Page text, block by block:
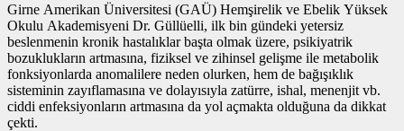
Girne Amerikan Üniversitesi (GAÜ) Hemşirelik ve Ebelik Yüksek
Okulu Akademisyeni Dr. Güllüelli, ilk bin gündeki yetersiz
beslenmenin kronik hastalıklar başta olmak üzere, psikiyatrik
bozuklukların artmasına, fiziksel ve zihinsel gelişme ile metabolik
fonksiyonlarda anomalilere neden olurken, hem de bağışıklık
sisteminin zayıflamasına ve dolayısıyla zatürre, ishal, menenjit vb.
ciddi enfeksiyonların artmasına da yol açmakta olduğuna da dikkat
çekti.